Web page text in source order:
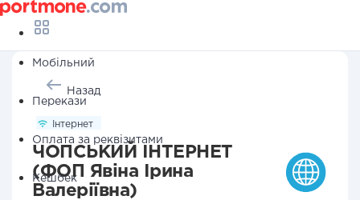
Мобільний
Перекази
Оплата за реквізитами
Кешбек
Назад
Інтернет
ЧОПСЬКИЙ ІНТЕРНЕТ
(ФОП Явіна Ірина
Валеріївна)